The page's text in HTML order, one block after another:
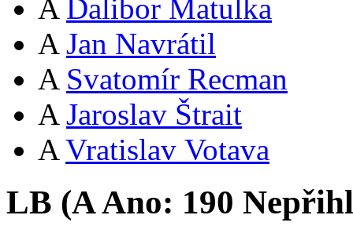
A Dalibor Matulka
A Jan Navrátil
A Svatomír Recman
A Jaroslav Štrait
A Vratislav Votava
LB (AAno: 190